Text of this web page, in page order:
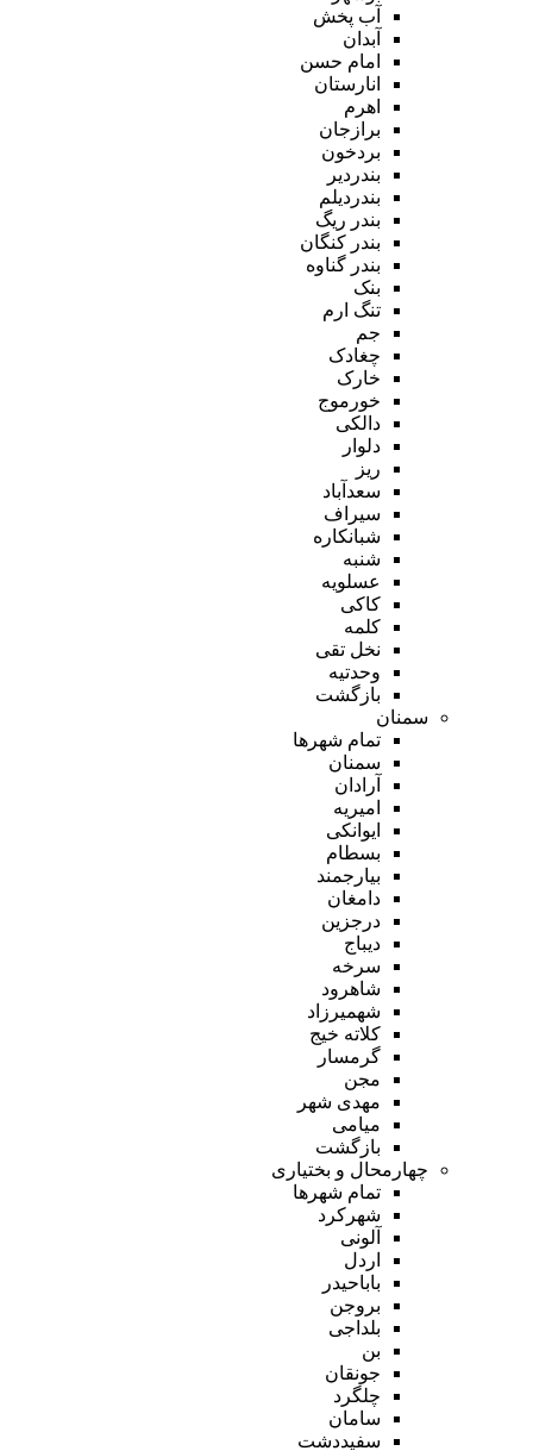
آب پخش
آبدان
امام حسن
انارستان
اهرم
برازجان
بردخون
بندردیر
بندردیلم
بندر ریگ
بندر کنگان
بندر گناوه
بنک
تنگ ارم
جم
چغادک
خارک
خورموج
دالکی
دلوار
ریز
سعدآباد
سیراف
شبانکاره
شنبه
عسلویه
کاکی
کلمه
نخل تقی
وحدتیه
بازگشت
سمنان
تمام شهر‌ها
سمنان
آرادان
امیریه
ایوانکی
بسطام
بیارجمند
دامغان
درجزین
دیباج
سرخه
شاهرود
شهمیرزاد
کلاته خیج
گرمسار
مجن
مهدی شهر
میامی
بازگشت
چهارمحال و بختیاری
تمام شهر‌ها
شهرکرد
آلونی
اردل
باباحیدر
بروجن
بلداجی
بن
جونقان
چلگرد
سامان
سفیددشت